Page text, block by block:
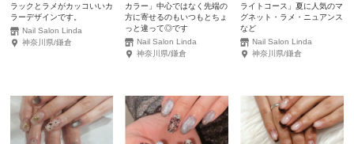
ラックとラメがカッコいいカ
ラーデザインです。
Nail Salon Linda
神奈川県/鎌倉
カラー」中心ではなく先端の
方に寄せるのもいつもとちょ
っと違って◎です
Nail Salon Linda
神奈川県/鎌倉
ライトコース」夏に人気のマ
グネット・ラメ・ニュアンス
など
Nail Salon Linda
神奈川県/鎌倉